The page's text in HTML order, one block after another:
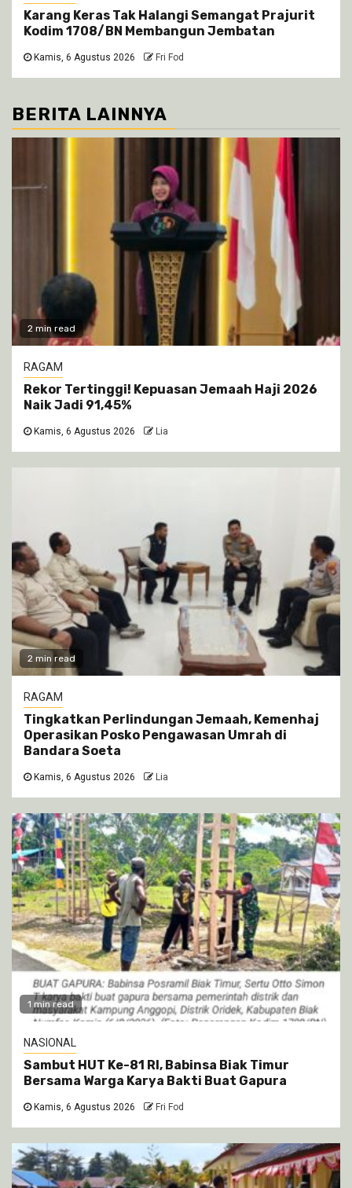
Karang Keras Tak Halangi Semangat Prajurit
Kodim 1708/BN Membangun Jembatan
Kamis, 6 Agustus 2026 Fri Fod
BERITA LAINNYA
2 min read
RAGAM
Rekor Tertinggi! Kepuasan Jemaah Haji 2026
Naik Jadi 91,45%
Kamis, 6 Agustus 2026 Lia
2 min read
RAGAM
Tingkatkan Perlindungan Jemaah, Kemenhaj
Operasikan Posko Pengawasan Umrah di
Bandara Soeta
Kamis, 6 Agustus 2026 Lia
1 min read
NASIONAL
Sambut HUT Ke-81 RI, Babinsa Biak Timur
Bersama Warga Karya Bakti Buat Gapura
Kamis, 6 Agustus 2026 Fri Fod